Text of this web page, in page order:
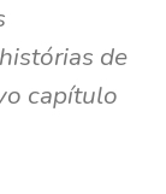
de
capítulo